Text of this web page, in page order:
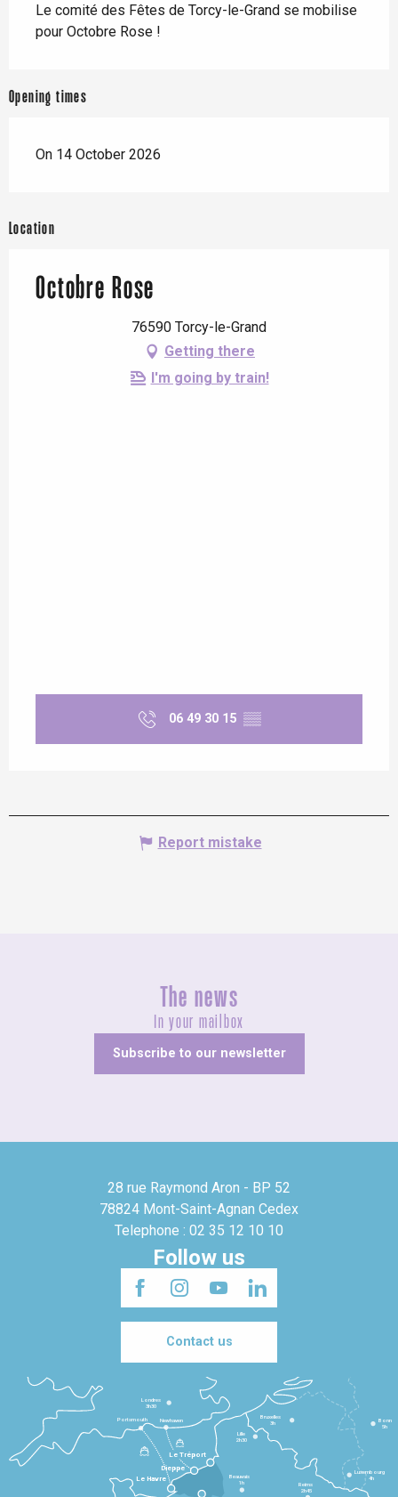
Le comité des Fêtes de Torcy-le-Grand se mobilise
pour Octobre Rose !
Opening times
On 14 October 2026
Location
Octobre Rose
76590 Torcy-le-Grand
Getting there
I'm going by train!
06 49 30 15 ▒▒
Report mistake
The news
In your mailbox
Subscribe to our newsletter
28 rue Raymond Aron - BP 52
78824 Mont-Saint-Agnan Cedex
Telephone : 02 35 12 10 10
Follow us
Contact us
Le Havre
Dieppe
Le Tréport
Beauvais
1h
Reims
2h45
Lille
2h30
Bruxelles
3h
Londres
3h30
Newhaven
Portsmouth
Bonn
5h
Luxembourg
4h